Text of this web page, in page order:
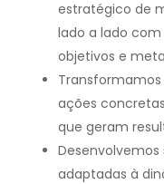
estratégico de
lado a lado
objetivos e
ações
que geram
Desenvolvemos
adaptadas à